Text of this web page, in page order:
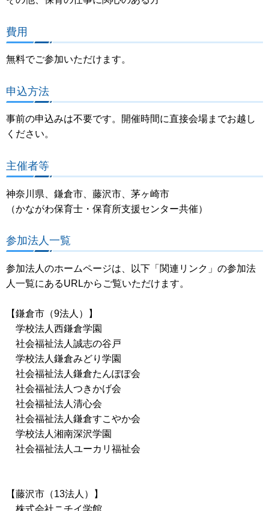
費用
無料でご参加いただけます。
申込方法
事前の申込みは不要です。開催時間に直接会場までお越し
ください。
主催者等
神奈川県、鎌倉市、藤沢市、茅ヶ崎市
（かながわ保育士・保育所支援センター共催）
参加法人一覧
参加法人のホームページは、以下「関連リンク」の参加法
人一覧にあるURLからご覧いただけます。
【鎌倉市（9法人）】
学校法人西鎌倉学園
社会福祉法人誠志の谷戸
学校法人鎌倉みどり学園
社会福祉法人鎌倉たんぽぽ会
社会福祉法人つきかげ会
社会福祉法人清心会
社会福祉法人鎌倉すこやか会
学校法人湘南深沢学園
社会福祉法人ユーカリ福祉会
【藤沢市（13法人）】
株式会社ニチイ学館